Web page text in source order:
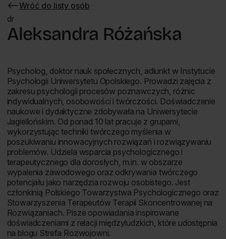
Wróć do listy osób
Wróć
do
listy
osób
dr
Aleksandra Różańska
Psycholog, doktor nauk społecznych, adiunkt w Instytucie
Psychologii Uniwersytetu Opolskiego. Prowadzi zajęcia z
zakresu psychologii procesów poznawczych, różnic
indywidualnych, osobowości i twórczości. Doświadczenie
naukowe i dydaktyczne zdobywała na Uniwersytecie
Jagiellońskim. Od ponad 10 lat pracuje z grupami,
wykorzystując techniki twórczego myślenia w
poszukiwaniu innowacyjnych rozwiązań i rozwiązywaniu
problemów. Udziela wsparcia psychologicznego i
terapeutycznego dla dorosłych, m.in. w obszarze
wypalenia zawodowego oraz odkrywania twórczego
potencjału jako narzędzia rozwoju osobistego. Jest
członkinią Polskiego Towarzystwa Psychologicznego oraz
Stowarzyszenia Terapeutów Terapii Skoncentrowanej na
Rozwiązaniach. Pisze opowiadania inspirowane
doświadczeniami z relacji międzyludzkich, które udostępnia
na blogu Strefa Rozwojowni.